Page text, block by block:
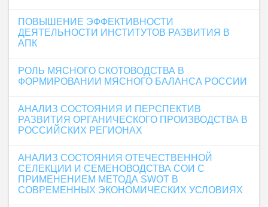
ПОВЫШЕНИЕ ЭФФЕКТИВНОСТИ
ДЕЯТЕЛЬНОСТИ ИНСТИТУТОВ РАЗВИТИЯ В
АПК
РОЛЬ МЯСНОГО СКОТОВОДСТВА В
ФОРМИРОВАНИИ МЯСНОГО БАЛАНСА РОССИИ
АНАЛИЗ СОСТОЯНИЯ И ПЕРСПЕКТИВ
РАЗВИТИЯ ОРГАНИЧЕСКОГО ПРОИЗВОДСТВА В
РОССИЙСКИХ РЕГИОНАХ
АНАЛИЗ СОСТОЯНИЯ ОТЕЧЕСТВЕННОЙ
СЕЛЕКЦИИ И СЕМЕНОВОДСТВА СОИ С
ПРИМЕНЕНИЕМ МЕТОДА SWOT В
СОВРЕМЕННЫХ ЭКОНОМИЧЕСКИХ УСЛОВИЯХ